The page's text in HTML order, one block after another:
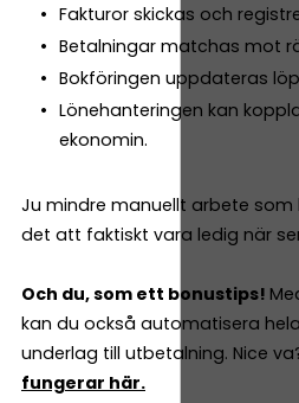
Fakturor skickas och
Betalningar matchas mot
Bokföringen uppdateras
Lönehanteringen kan
ekonomin.
Ju mindre manuellt arbete som
det att faktiskt vara ledig när
Och du, som ett bonustips!
kan du också automatisera
underlag till utbetalning. Nice
fungerar här.